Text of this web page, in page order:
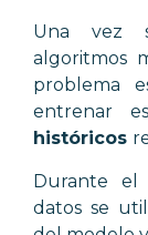
Una vez
algoritmos
problema
entrenar
históricos
Durante el
datos se